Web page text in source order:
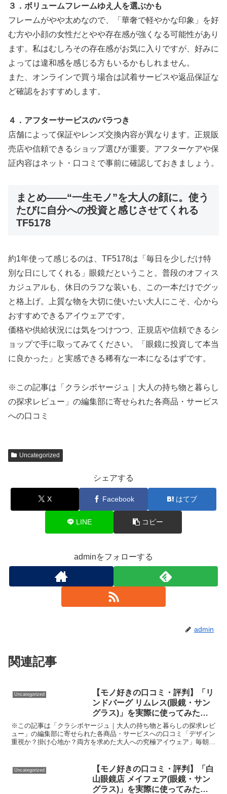
３．ボリュームフレームゆえ人を選ぶかも
フレームがやや太めなので、「華奢で軽やかな印象」を好
む方や小顔の女性だとやや存在感が強くなる可能性があり
ます。私はむしろその存在感がお気に入りですが、好みに
よっては違和感を感じる方もいるかもしれません。
また、オンラインで買う場合は試着サービスや返品保証な
ど確認をおすすめします。
４．アフターサービスのバラつき
店舗によって保証やレンズ交換内容が異なります。正規販
売店や信頼できるショップ選びが重要。アフターケアや保
証内容はネット・口コミで事前に確認しておきましょう。
まとめ――“一生モノ”を大人の顔に。使う
たびに自分への投資と感じさせてくれる
TF5178
約1年使って感じるのは、TF5178は「毎日を少しだけ特
別な日にしてくれる」眼鏡だということ。普段のオフィス
カジュアルも、休日のラフな装いも、この一本だけでグッ
と格上げ。上質な物を大切に使いたい大人にこそ、心から
おすすめできるアイウェアです。
価格や供給状況には気をつけつつ、正規店や信頼できるシ
ョップで手に取ってみてください。「眼鏡に投資して本当
に良かった」と実感できる稀有な一本になるはずです。
※この記事は「クラシボヤージュ｜大人の持ち物と暮らし
の探求レビュー」の編集部に寄せられた各商品・サービス
への口コミ
Uncategorized
シェアする
X Facebook はてブ
LINE コピー
adminをフォローする
admin
関連記事
Uncategorized
【モノ好きの口コミ・評判】「リ
ンドバーグ リムレス(眼鏡・サン
グラス)」を実際に使ってみた正
直感想
※この記事は「クラシボヤージュ｜大人の持ち物と暮らしの探求レビ
ュー」の編集部に寄せられた各商品・サービスへの口コミ「デザイン
重視か？掛け心地か？両方を求めた大人への究極アイウェア」毎朝メ
Uncategorized
【モノ好きの口コミ・評判】「白
山眼鏡店 メイフェア(眼鏡・サン
グラス)」を実際に使ってみた正